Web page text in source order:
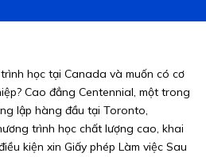
học tại Canada và muốn có cơ
Cao đẳng Centennial, một trong
lập hàng đầu tại Toronto,
trình học chất lượng cao, khai
kiện xin Giấy phép Làm việc Sau